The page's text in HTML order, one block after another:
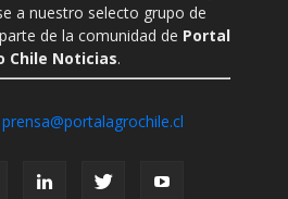
a nuestro selecto grupo de
de la comunidad de Portal
Chile Noticias.
prensa@portalagrochile.cl